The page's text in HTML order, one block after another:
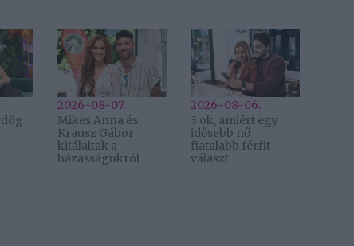
2026-08-07.
Mikes Anna és
Krausz Gábor
kitálaltak a
házasságukról
2026-08-06.
3 ok, amiért egy
idősebb nő
fiatalabb férfit
választ